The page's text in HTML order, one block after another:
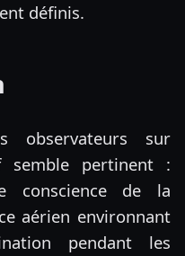
définis.
observateurs sur
semble pertinent :
conscience de la
aérien environnant
pendant les